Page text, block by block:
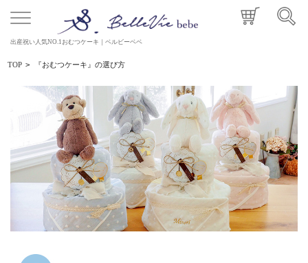
出産祝い人気NO.1おむつケーキ｜ベルビーベベ
TOP > 『おむつケーキ』の選び方